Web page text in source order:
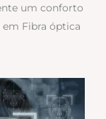
um conforto
em Fibra óptica